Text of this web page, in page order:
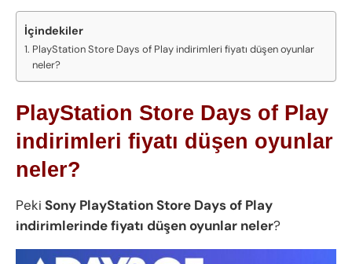
İçindekiler
PlayStation Store Days of Play indirimleri fiyatı düşen oyunlar
neler?
PlayStation Store Days of Play
indirimleri fiyatı düşen oyunlar
neler?
Peki Sony PlayStation Store Days of Play
indirimlerinde fiyatı düşen oyunlar neler?